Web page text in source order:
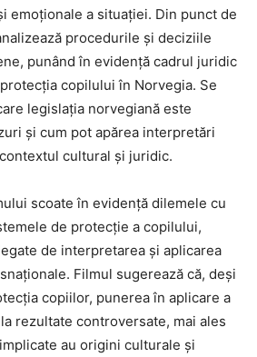
emoționale a situației. Din punct de
procedurile și deciziile
punând în evidență cadrul juridic
copilului în Norvegia. Se
legislația norvegiană este
și cum pot apărea interpretări
cultural și juridic.
scoate în evidență dilemele cu
de protecție a copilului,
de interpretarea și aplicarea
Filmul sugerează că, deși
copiilor, punerea în aplicare a
rezultate controversate, mai ales
au origini culturale și